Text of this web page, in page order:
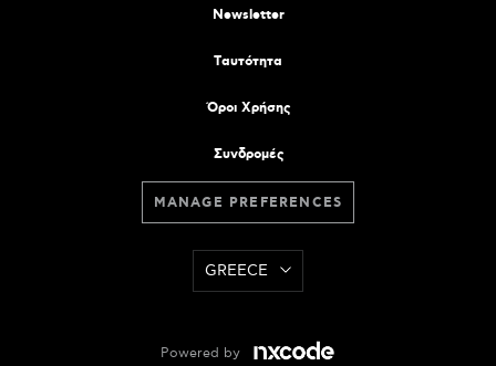
Newsletter
Tαυτότητα
Όροι Χρήσης
Συνδρομές
MANAGE PREFERENCES
GREECE
Powered by